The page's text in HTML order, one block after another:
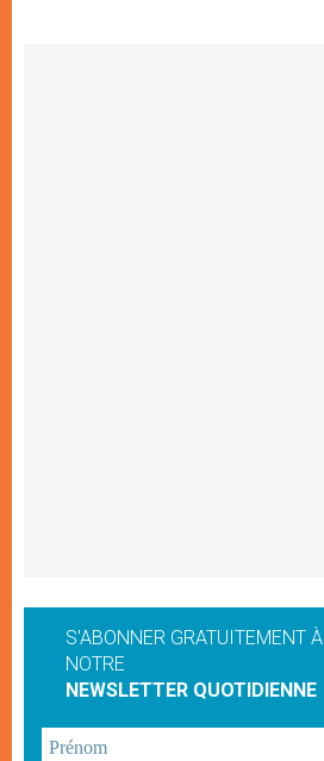
S'ABONNER GRATUITEMENT À
NOTRE
NEWSLETTER QUOTIDIENNE